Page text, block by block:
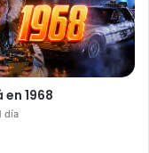
en 1968
día